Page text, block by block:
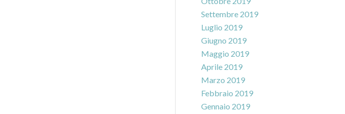
Settembre 2019
Luglio 2019
Giugno 2019
Maggio 2019
Aprile 2019
Marzo 2019
Febbraio 2019
Gennaio 2019